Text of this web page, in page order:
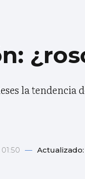
la tendencia
— Actualizado: